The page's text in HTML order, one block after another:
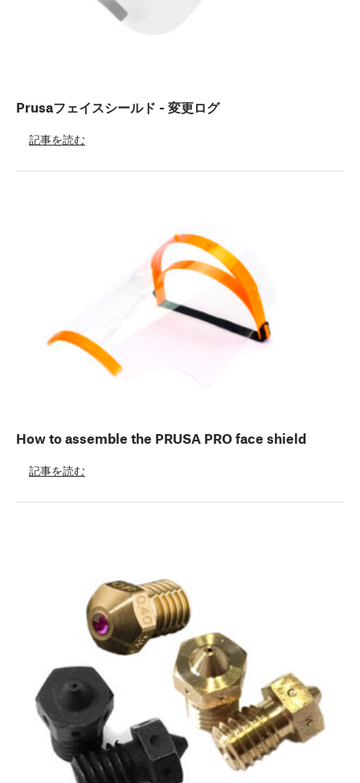
Prusaフェイスシールド - 変更ログ
記事を読む
How to assemble the PRUSA PRO face shield
記事を読む